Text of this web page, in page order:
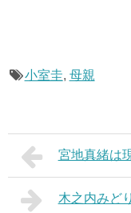
小室圭, 母親
宮地真緒は
木之内みど